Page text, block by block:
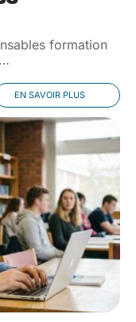
formation
…
EN SAVOIR PLUS